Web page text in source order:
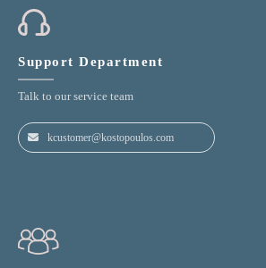
Support Department
Talk to our service team
kcustomer@kostopoulos.com